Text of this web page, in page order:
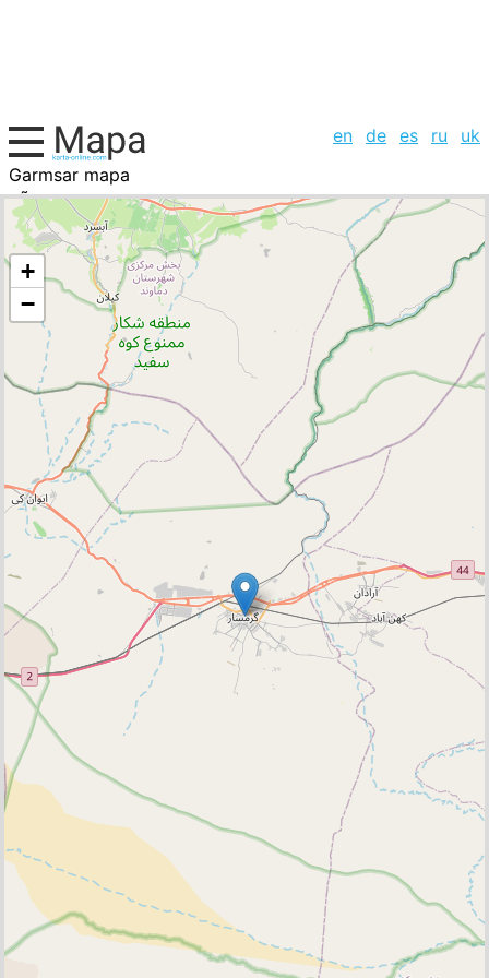
en de es ru
uk
Garmsar mapa
IrÃ¡n, la lista de ciudades
+
−